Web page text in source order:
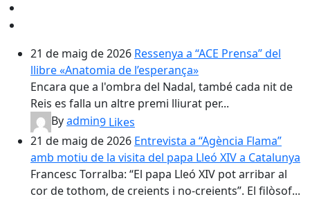
21 de maig de 2026 Ressenya a “ACE Prensa” del
llibre «Anatomia de l’esperança»
Encara que a l'ombra del Nadal, també cada nit de
Reis es falla un altre premi lliurat per...
Byadmin9 Likes
21 de maig de 2026 Entrevista a “Agència Flama”
amb motiu de la visita del papa Lleó XIV a Catalunya
Francesc Torralba: “El papa Lleó XIV pot arribar al
cor de tothom, de creients i no-creients”. El filòsof...